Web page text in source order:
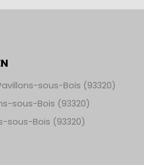
sous-Bois (93320)
sous-Bois (93320)
sous-Bois (93320)